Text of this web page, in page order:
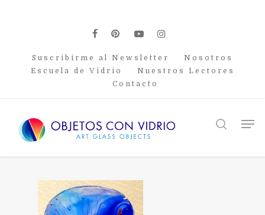
facebook
pinterest
youtubeinstagram
Suscribirme al Newsletter
Nosotros
Escuela de Vidrio
Nuestros Lectores
Contacto
search